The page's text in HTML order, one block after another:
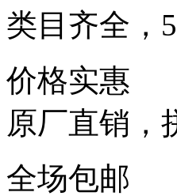
类目齐全，
价格实惠
原厂直销，
全场包邮